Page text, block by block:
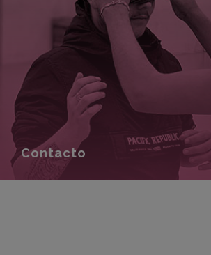
Contacto